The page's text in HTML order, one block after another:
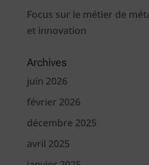
Focus sur le métier de
et innovation
Archives
juin 2026
février 2026
décembre 2025
avril 2025